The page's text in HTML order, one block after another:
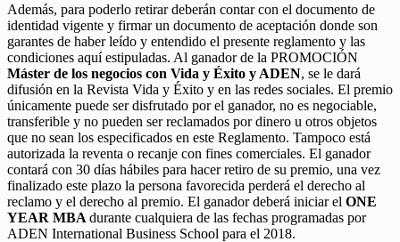
Además, para poderlo retirar deberán contar con el documento de
identidad vigente y firmar un documento de aceptación donde son
garantes de haber leído y entendido el presente reglamento y las
condiciones aquí estipuladas. Al ganador de la PROMOCIÓN
Máster de los negocios con Vida y Éxito y ADEN, se le dará
difusión en la Revista Vida y Éxito y en las redes sociales. El premio
únicamente puede ser disfrutado por el ganador, no es negociable,
transferible y no pueden ser reclamados por dinero u otros objetos
que no sean los especificados en este Reglamento. Tampoco está
autorizada la reventa o recanje con fines comerciales. El ganador
contará con 30 días hábiles para hacer retiro de su premio, una vez
finalizado este plazo la persona favorecida perderá el derecho al
reclamo y el derecho al premio. El ganador deberá iniciar el ONE
YEAR MBA durante cualquiera de las fechas programadas por
ADEN International Business School para el 2018.